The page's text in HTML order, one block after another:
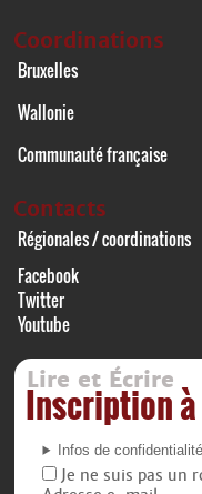
Coordinations
Bruxelles
Wallonie
Communauté française
Contacts
Régionales / coordinations
Facebook
Twitter
Youtube
Lire et Écrire
Inscription
Infos de confidentialité
Je ne suis pas un